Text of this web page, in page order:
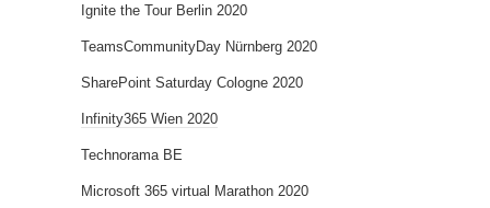
Ignite the Tour Berlin 2020
TeamsCommunityDay Nürnberg 2020
SharePoint Saturday Cologne 2020
Infinity365 Wien 2020
Technorama BE
Microsoft 365 virtual Marathon 2020